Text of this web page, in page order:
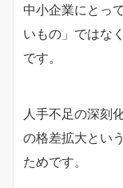
中小企業にとっ
いもの」ではな
です。
人手不足の深刻
の格差拡大とい
ためです。